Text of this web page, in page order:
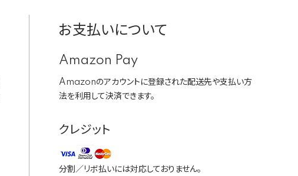
お支払いについて
Amazon Pay
Amazonのアカウントに登録された配送先や支払い方
法を利用して決済できます。
クレジット
分割／リボ払いには対応しておりません。